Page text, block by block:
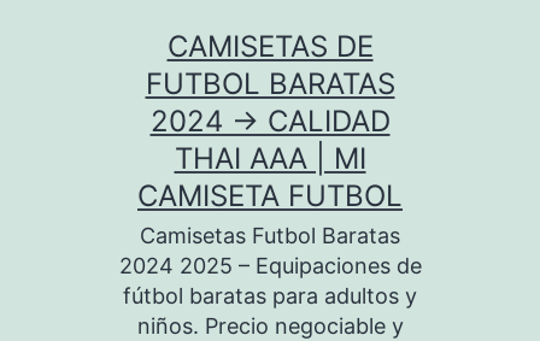
CAMISETAS DE
FUTBOL BARATAS
2024 → CALIDAD
THAI AAA | MI
CAMISETA FUTBOL
Camisetas Futbol Baratas
2024 2025 – Equipaciones de
fútbol baratas para adultos y
niños. Precio negociable y